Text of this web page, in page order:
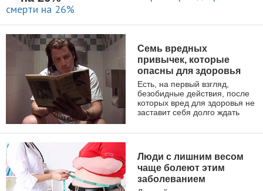
НОВОСТИ
ЗДОРОВЫЙ ОБРАЗ ЖИЗНИ
Семь вредных
привычек, которые
опасны для здоровья
Есть, на первый взгляд,
безобидные действия, после
которых вред для здоровья не
заставит себя долго ждать
Люди с лишним весом
чаще болеют этим
заболеванием